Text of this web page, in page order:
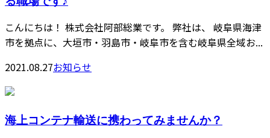
こんにちは！ 株式会社阿部総業です。 弊社は、 岐阜県海津
市を拠点に、大垣市・羽島市・岐阜市を含む岐阜県全域お...
2021.08.27お知らせ
海上コンテナ輸送に携わってみませんか？